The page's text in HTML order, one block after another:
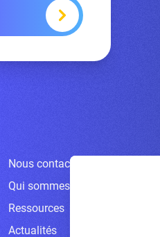
Nous contacter
Qui sommes-nous ?
Ressources
Actualités